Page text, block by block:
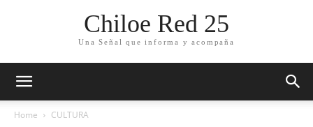
Chiloe Red 25
Una Señal que informa y acompaña
Home CULTURA